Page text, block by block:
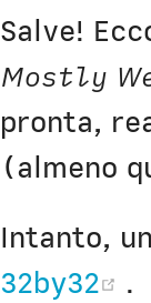
Salve!
Mostly
pronta,
(almeno
Intanto,
32by32
.